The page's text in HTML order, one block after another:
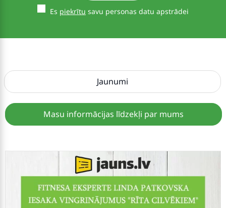
Es piekrītu savu personas datu apstrādei
Jaunumi
Masu informācijas līdzekļi par mums